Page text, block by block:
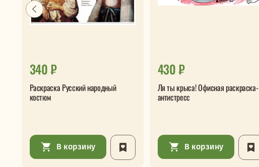
340 ₽
Раскраска Русский народный
костюм
В корзину
430 ₽
Ля ты крыса! Офисная раскраска-
антистресс
В корзину